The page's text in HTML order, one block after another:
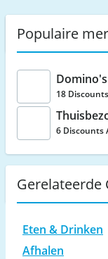
Populaire
18
6 Discounts
Gerelateerde
Eten & Drinken
Afhalen